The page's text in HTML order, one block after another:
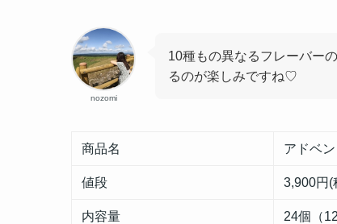
nozomi
10種もの異なるフレーバー
るのが楽しみですね♡
商品名 アドベ
値段 3,900円(
内容量 24個（